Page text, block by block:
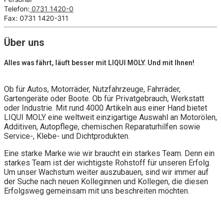
Telefon: 0731 1420-0
Fax: 0731 1420-311
Über uns
Alles was fährt, läuft besser mit LIQUI MOLY. Und mit Ihnen!
Ob für Autos, Motorräder, Nutzfahrzeuge, Fahrräder,
Gartengeräte oder Boote. Ob für Privatgebrauch, Werkstatt
oder Industrie. Mit rund 4000 Artikeln aus einer Hand bietet
LIQUI MOLY eine weltweit einzigartige Auswahl an Motorölen,
Additiven, Autopflege, chemischen Reparaturhilfen sowie
Service-, Klebe- und Dichtprodukten.
Eine starke Marke wie wir braucht ein starkes Team. Denn ein
starkes Team ist der wichtigste Rohstoff für unseren Erfolg.
Um unser Wachstum weiter auszubauen, sind wir immer auf
der Suche nach neuen Kolleginnen und Kollegen, die diesen
Erfolgsweg gemeinsam mit uns beschreiten möchten.